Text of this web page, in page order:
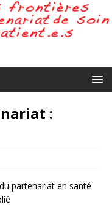
:
partenariat en santé